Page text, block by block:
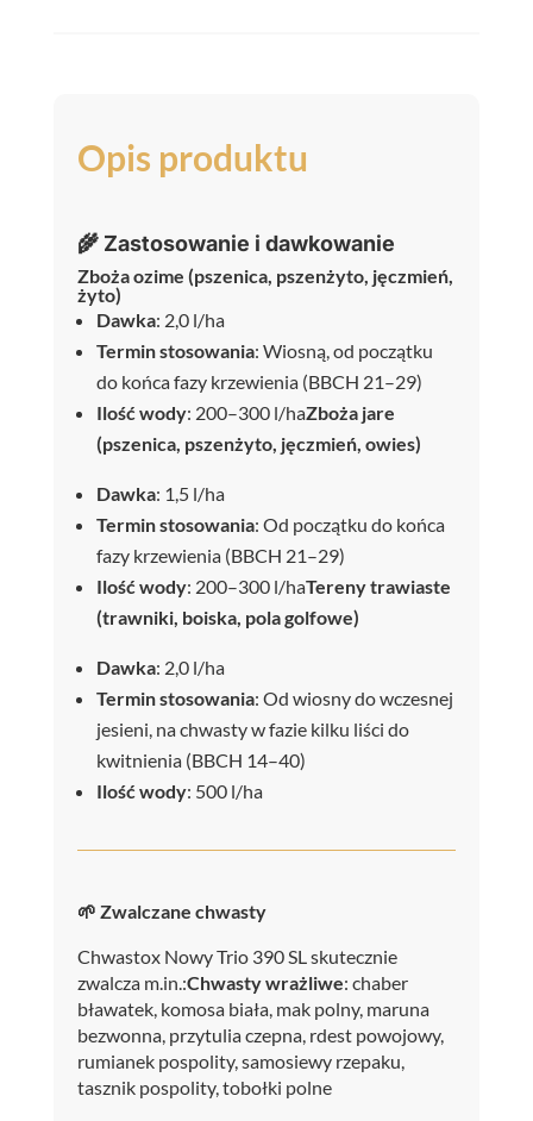
Opis produktu
🌾 Zastosowanie i dawkowanie
Zboża ozime (pszenica, pszenżyto, jęczmień,
żyto)
Dawka: 2,0 l/ha
Termin stosowania: Wiosną, od początku
do końca fazy krzewienia (BBCH 21–29)
Ilość wody: 200–300 l/haZboża jare
(pszenica, pszenżyto, jęczmień, owies)
Dawka: 1,5 l/ha
Termin stosowania: Od początku do końca
fazy krzewienia (BBCH 21–29)
Ilość wody: 200–300 l/haTereny trawiaste
(trawniki, boiska, pola golfowe)
Dawka: 2,0 l/ha
Termin stosowania: Od wiosny do wczesnej
jesieni, na chwasty w fazie kilku liści do
kwitnienia (BBCH 14–40)
Ilość wody: 500 l/ha
🌱 Zwalczane chwasty
Chwastox Nowy Trio 390 SL skutecznie
zwalcza m.in.:Chwasty wrażliwe: chaber
bławatek, komosa biała, mak polny, maruna
bezwonna, przytulia czepna, rdest powojowy,
rumianek pospolity, samosiewy rzepaku,
tasznik pospolity, tobołki polne